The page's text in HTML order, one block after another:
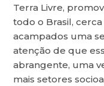
Terra Livre,
todo o Brasil,
acampados uma
atenção de que
abrangente, uma
mais setores